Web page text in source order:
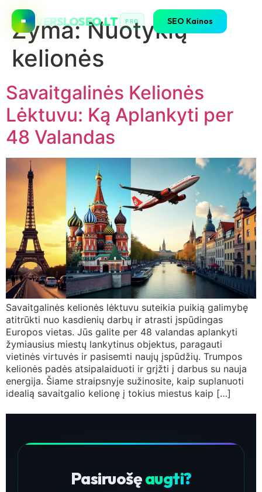
VERSLOSEO.LT PRO SEO Kainos
Žyma:Nuotykių
kelionės
Savaitgalinės Kelionės
Lėktuvu: Ką Aplankyti per
48 Valandas
Savaitgalinės kelionės lėktuvu suteikia puikią galimybę
atitrūkti nuo kasdienių darbų ir atrasti įspūdingas
Europos vietas. Jūs galite per 48 valandas aplankyti
žymiausius miestų lankytinus objektus, paragauti
vietinės virtuvės ir pasisemti naujų įspūdžių. Trumpos
kelionės padės atsipalaiduoti ir grįžti į darbus su nauja
energija. Šiame straipsnyje sužinosite, kaip suplanuoti
idealią savaitgalio kelionę į tokius miestus kaip […]
Pasiruošęaugti?